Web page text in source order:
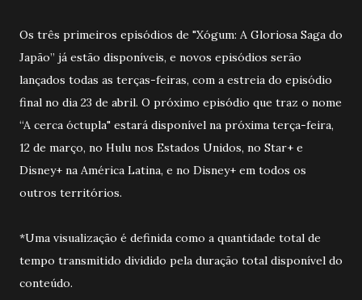
Os três primeiros episódios de "Xógum: A Gloriosa Saga do
Japão” já estão disponíveis, e novos episódios serão
lançados todas as terças-feiras, com a estreia do episódio
final no dia 23 de abril. O próximo episódio que traz o nome
“A cerca óctupla" estará disponível na próxima terça-feira,
12 de março, no Hulu nos Estados Unidos, no Star+ e
Disney+ na América Latina, e no Disney+ em todos os
outros territórios.
*Uma visualização é definida como a quantidade total de
tempo transmitido dividido pela duração total disponível do
conteúdo.